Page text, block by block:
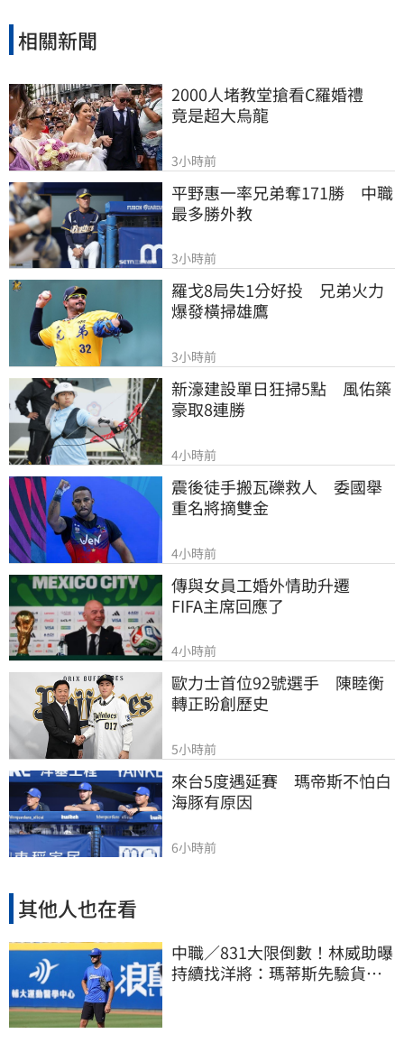
相關新聞
2000人堵教堂搶看C羅婚禮
竟是超大烏龍
3小時前
平野惠一率兄弟奪171勝　中職
最多勝外教
3小時前
羅戈8局失1分好投　兄弟火力
爆發橫掃雄鷹
3小時前
新濠建設單日狂掃5點　風佑築
豪取8連勝
4小時前
震後徒手搬瓦礫救人　委國舉
重名將摘雙金
4小時前
傳與女員工婚外情助升遷
FIFA主席回應了
4小時前
歐力士首位92號選手　陳睦衡
轉正盼創歷史
5小時前
來台5度遇延賽　瑪帝斯不怕白
海豚有原因
6小時前
其他人也在看
中職／831大限倒數！林威助曝
持續找洋將：瑪蒂斯先驗貨、